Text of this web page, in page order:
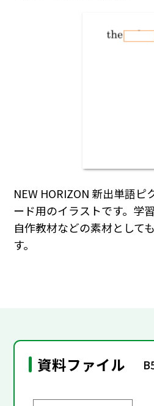
NEW HORIZON 新出単語ピ
ード用のイラストです。学
自作教材などの素材として
す。
資料ファイル